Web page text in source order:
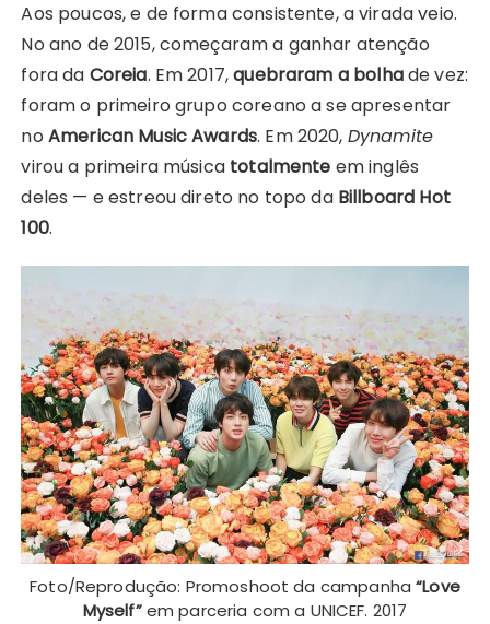
Aos poucos, e de forma consistente, a virada veio.
No ano de 2015, começaram a ganhar atenção
fora da Coreia. Em 2017,quebraram a bolhade vez:
foram o primeiro grupo coreano a se apresentar
no American Music Awards. Em 2020, Dynamite
virou a primeira música totalmente em inglês
deles — e estreou direto no topo daBillboard Hot
100.
Foto/Reprodução: Promoshoot da campanha“Love
Myself”em parceria com a UNICEF. 2017